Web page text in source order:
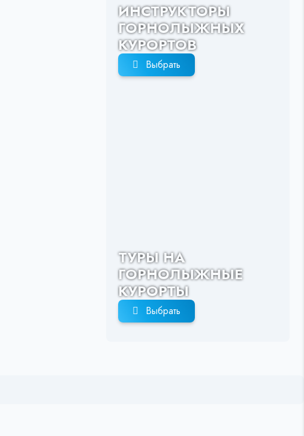
ИНСТРУКТОРЫ
ГОРНОЛЫЖНЫХ
КУРОРТОВ
Выбрать
ТУРЫ НА
ГОРНОЛЫЖНЫЕ
КУРОРТЫ
Выбрать